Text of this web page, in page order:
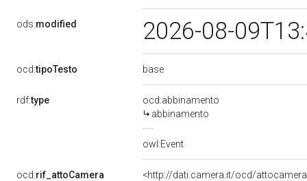
ods:modified 2026-08-
ocd:tipoTesto base
rdf:type
ocd:abbinamento
abbinamento
owl:Event
ocd:rif_attoCamera
<http://dati.camera.it/ocd/